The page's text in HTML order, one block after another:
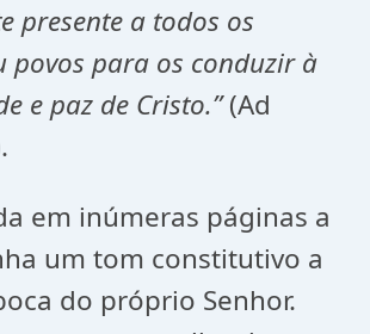
presente a todos os
povos para os conduzir à
e paz de Cristo.”(Ad
em inúmeras páginas a
um tom constitutivo a
do próprio Senhor.